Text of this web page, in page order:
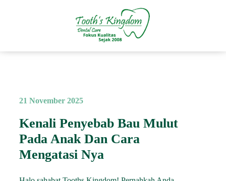
21 November 2025
Kenali Penyebab Bau Mulut
Pada Anak Dan Cara
Mengatasi Nya